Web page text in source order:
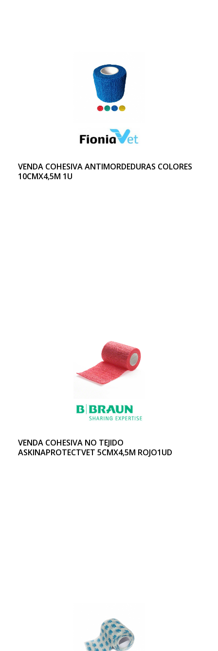
VENDA COHESIVA ANTIMORDEDURAS COLORES
10CMX4,5M 1U
VENDA COHESIVA NO TEJIDO
ASKINAPROTECTVET 5CMX4,5M ROJO1UD